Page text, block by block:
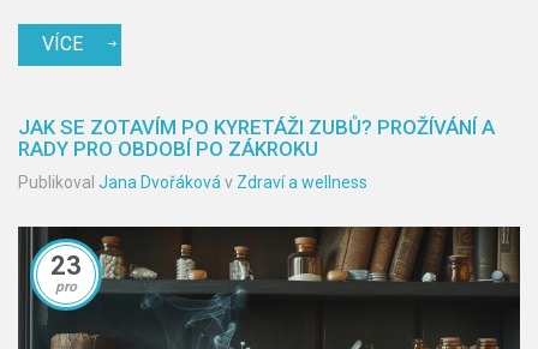
VÍCE
JAK SE ZOTAVÍM PO KYRETÁŽI ZUBŮ? PROŽÍVÁNÍ A
RADY PRO OBDOBÍ PO ZÁKROKU
Publikoval Jana Dvořáková v Zdraví a wellness
23
pro